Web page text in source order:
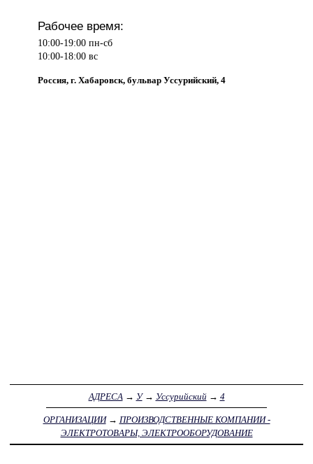
Рабочее время:
10:00-19:00 пн-сб
10:00-18:00 вс
Россия, г. Хабаровск, бульвар Уссурийский, 4
АДРЕСА → У→ Уссурийский→ 4
ОРГАНИЗАЦИИ→ ПРОИЗВОДСТВЕННЫЕ КОМПАНИИ -
ЭЛЕКТРОТОВАРЫ, ЭЛЕКТРООБОРУДОВАНИЕ